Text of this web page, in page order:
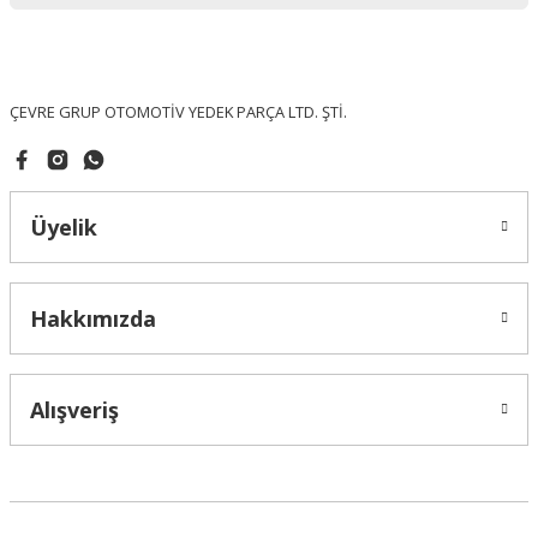
ÇEVRE GRUP OTOMOTİV YEDEK PARÇA LTD. ŞTİ.
Üyelik
Hakkımızda
Alışveriş